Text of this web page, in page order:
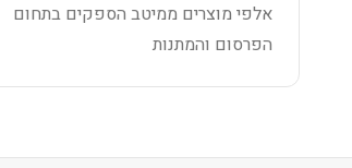
אלפי מוצרים ממיטב הספקים בתחום
הפרסום והמתנות